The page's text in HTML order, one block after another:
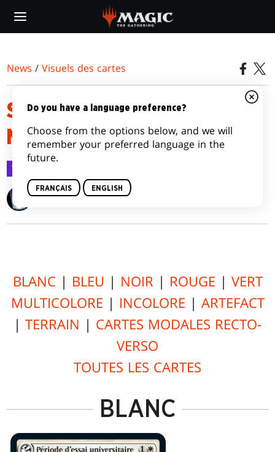
main
News /Visuels des cartes
STRIXHAVEN: SCHOOL OF
MAGES CARD IMAGE GALLERY
Visuels des cartes
Wizards of the Coast
BLANC | BLEU | NOIR | ROUGE | VERT
MULTICOLORE | INCOLORE | ARTEFACT
| TERRAIN | CARTES MODALES RECTO-
VERSO
TOUTES LES CARTES
BLANC
Do you have a language preference?
Choose from the options below, and we will
remember your preferred language in the
future.
FRANÇAIS ENGLISH